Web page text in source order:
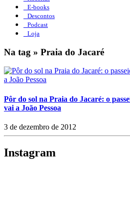
E-books
Descontos
Podcast
Loja
Na tag » Praia do Jacaré
Pôr do sol na Praia do Jacaré: o
vai a João Pessoa
3 de dezembro de 2012
Instagram